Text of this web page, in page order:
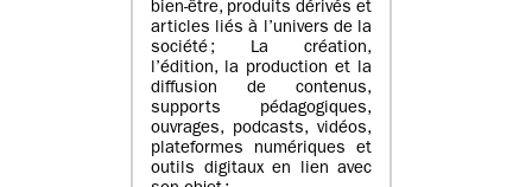
bien-être, produits dérivés et
articles liés à l’univers de la
société ; La création,
l’édition, la production et la
diffusion de contenus,
supports pédagogiques,
ouvrages, podcasts, vidéos,
plateformes numériques et
outils digitaux en lien avec